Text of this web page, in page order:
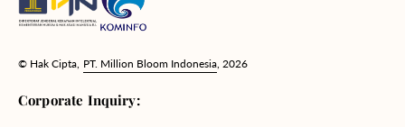
© Hak Cipta, PT. Million Bloom Indonesia , 2026
Corporate Inquiry: